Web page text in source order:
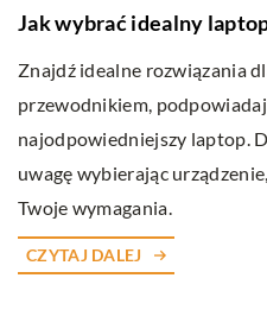
Jak wybrać idealny
Znajdź idealne rozwiązania
przewodnikiem,
najodpowiedniejszy laptop.
uwagę wybierając
Twoje wymagania.
CZYTAJ DALEJ